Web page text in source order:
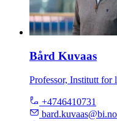
Bård Kuvaas
Professor, Institutt for
+4746410731
bard.kuvaas@bi.no